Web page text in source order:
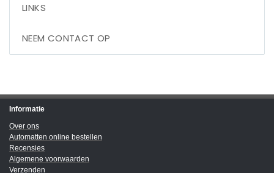
LINKS
NEEM CONTACT OP
Informatie
Over ons
Automatten online bestellen
Recensies
Algemene voorwaarden
Verzenden